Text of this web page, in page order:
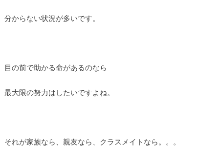
分からない状況が多いです。
目の前で助かる命があるのなら
最大限の努力はしたいですよね。
それが家族なら、親友なら、クラスメイトなら。。。